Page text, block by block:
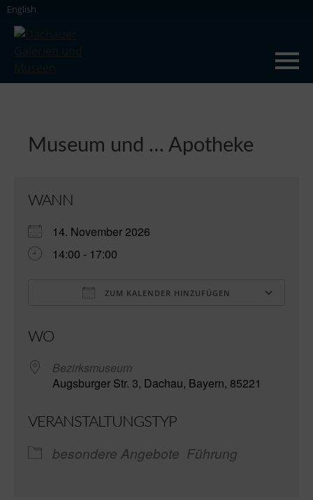
Skip
content
English
Museum und … Apotheke
WANN
14. November 2026
14:00 - 17:00
ZUM KALENDER HINZUFÜGEN
WO
Bezirksmuseum
Augsburger Str. 3, Dachau, Bayern, 85221
VERANSTALTUNGSTYP
besondere Angebote Führung